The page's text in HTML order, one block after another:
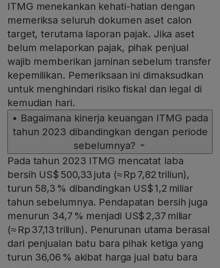
ITMG menekankan kehati-hatian dengan
memeriksa seluruh dokumen aset calon
target, terutama laporan pajak. Jika aset
belum melaporkan pajak, pihak penjual
wajib memberikan jaminan sebelum transfer
kepemilikan. Pemeriksaan ini dimaksudkan
untuk menghindari risiko fiskal dan legal di
kemudian hari.
• Bagaimana kinerja keuangan ITMG pada
tahun 2023 dibandingkan dengan periode
sebelumnya?
Pada tahun 2023 ITMG mencatat laba
bersih US$ 500,33 juta (≈ Rp 7,82 triliun),
turun 58,3 % dibandingkan US$ 1,2 miliar
tahun sebelumnya. Pendapatan bersih juga
menurun 34,7 % menjadi US$ 2,37 miliar
(≈ Rp 37,13 triliun). Penurunan utama berasal
dari penjualan batu bara pihak ketiga yang
turun 36,06 % akibat harga jual batu bara